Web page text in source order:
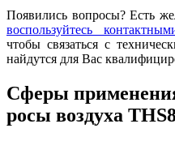
Появились вопросы? Есть
воспользуйтесь
чтобы связаться с
найдутся для Вас
Сферы
росы воздуха